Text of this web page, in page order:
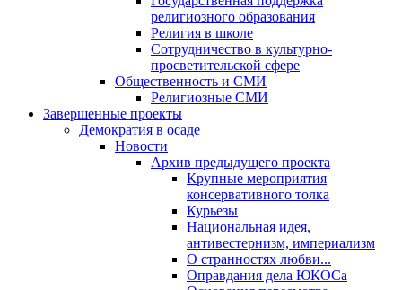
религиозного образования
Религия в школе
Сотрудничество в культурно-
просветительской сфере
Общественность и СМИ
Религиозные СМИ
Завершенные проекты
Демократия в осаде
Новости
Архив предыдущего проекта
Крупные мероприятия
консервативного толка
Курьезы
Национальная идея,
антивестернизм, империализм
О странностях любви...
Оправдания дела ЮКОСа